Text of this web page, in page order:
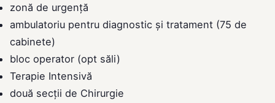
zonă de urgență
ambulatoriu pentru diagnostic și tratament (75 de
cabinete)
bloc operator (opt săli)
Terapie Intensivă
două secții de Chirurgie